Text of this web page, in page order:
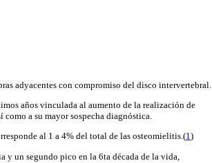
adyacentes con compromiso del disco intervertebral.
años vinculada al aumento de la realización de
a su mayor sospecha diagnóstica.
al 1 a 4% del total de las osteomielitis.(1)
un segundo pico en la 6ta década de la vida,